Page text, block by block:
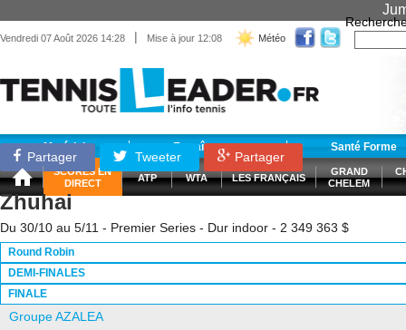
Vendredi 07 Août 2026 14:28 | Mise à jour 12:08 Météo
Matériel Entraînement Santé Forme
SCORES EN
DIRECT
ATP WTA LES FRANÇAIS
GRAND
CHELEM
Partager Tweeter Partager
Zhuhai
Du 30/10 au 5/11 - Premier Series - Dur indoor - 2 349 363 $
Round Robin
DEMI-FINALES
FINALE
Groupe AZALEA